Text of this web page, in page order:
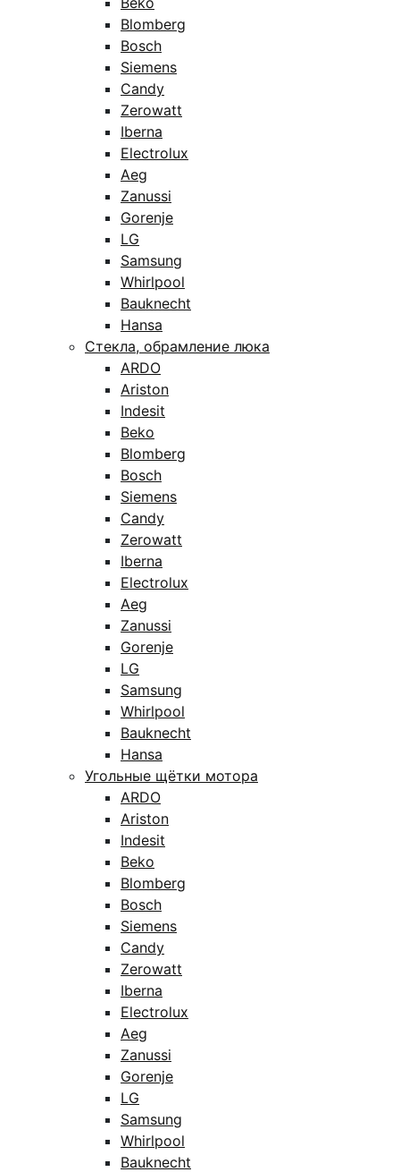
Blomberg
Bosch
Siemens
Candy
Zerowatt
Iberna
Electrolux
Aeg
Zanussi
Gorenje
LG
Samsung
Whirlpool
Bauknecht
Hansa
Стекла, обрамление люка
ARDO
Ariston
Indesit
Beko
Blomberg
Bosch
Siemens
Candy
Zerowatt
Iberna
Electrolux
Aeg
Zanussi
Gorenje
LG
Samsung
Whirlpool
Bauknecht
Hansa
Угольные щётки мотора
ARDO
Ariston
Indesit
Beko
Blomberg
Bosch
Siemens
Candy
Zerowatt
Iberna
Electrolux
Aeg
Zanussi
Gorenje
LG
Samsung
Whirlpool
Bauknecht